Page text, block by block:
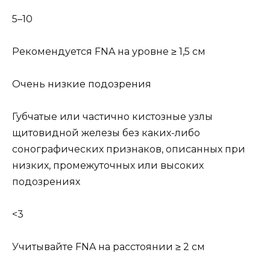
5–10
Рекомендуется FNA на уровне ≥ 1,5 см
Очень низкие подозрения
Губчатые или частично кистозные узлы
щитовидной железы без каких-либо
сонографических признаков, описанных при
низких, промежуточных или высоких
подозрениях
<3
Учитывайте FNA на расстоянии ≥ 2 см